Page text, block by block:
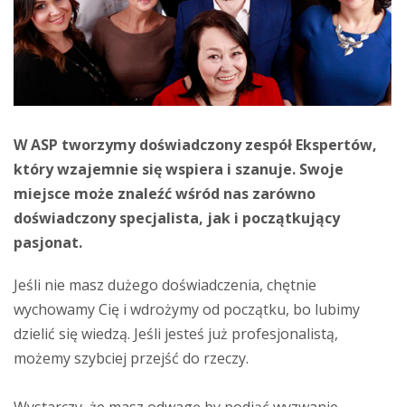
W ASP tworzymy doświadczony zespół Ekspertów,
który wzajemnie się wspiera i szanuje. Swoje
miejsce może znaleźć wśród nas zarówno
doświadczony specjalista, jak i początkujący
pasjonat.
Jeśli nie masz dużego doświadczenia, chętnie
wychowamy Cię i wdrożymy od początku, bo lubimy
dzielić się wiedzą. Jeśli jesteś już profesjonalistą,
możemy szybciej przejść do rzeczy.